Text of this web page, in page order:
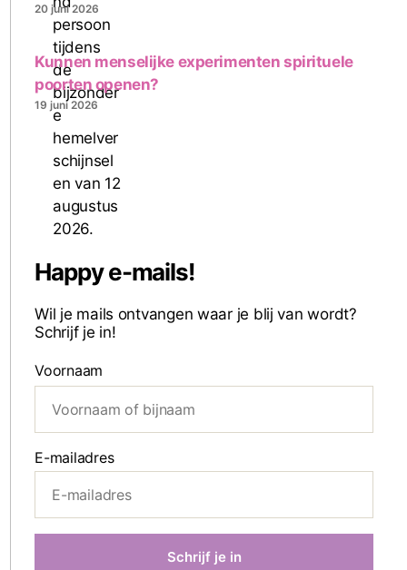
20 juni 2026
Kunnen menselijke experimenten spirituele
poorten openen?
19 juni 2026
Happy e-mails!
Wil je mails ontvangen waar je blij van wordt?
Schrijf je in!
Voornaam
E-mailadres